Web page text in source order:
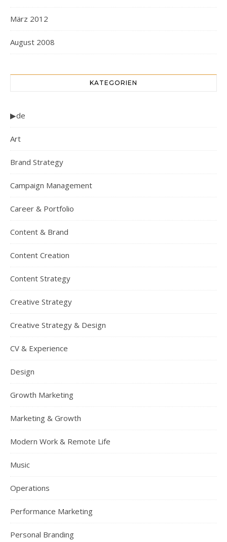
März 2012
August 2008
KATEGORIEN
▶de
Art
Brand Strategy
Campaign Management
Career & Portfolio
Content & Brand
Content Creation
Content Strategy
Creative Strategy
Creative Strategy & Design
CV & Experience
Design
Growth Marketing
Marketing & Growth
Modern Work & Remote Life
Music
Operations
Performance Marketing
Personal Branding